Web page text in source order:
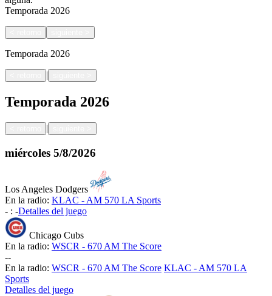
Temporada 2026
Temporada 2026
|
Temporada 2026
|
miércoles 5/8/2026
Los Angeles Dodgers
En la radio: KLAC - AM 570 LA Sports
- : -Detalles del juego
Chicago Cubs
En la radio: WSCR - 670 AM The Score
--
En la radio: WSCR - 670 AM The Score KLAC - AM 570 LA
Sports
Detalles del juego